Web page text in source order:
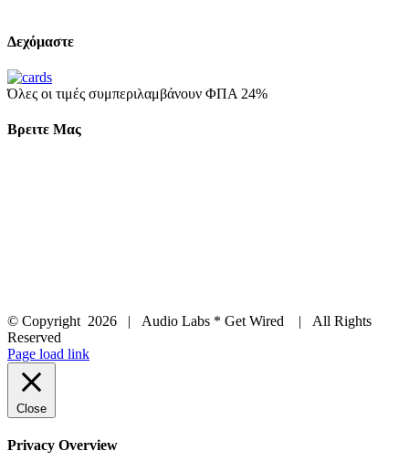
Δεχόμαστε
Όλες οι τιμές συμπεριλαμβάνουν ΦΠΑ 24%
Βρειτε Μας
© Copyright 2026 | Audio Labs * Get Wired | All Rights
Reserved
Facebook
Instagram
YouTube
LinkedIn
X
Page load link
Close
Privacy Overview